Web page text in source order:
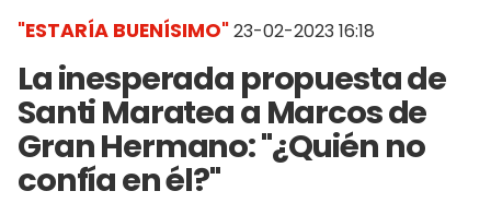
"ESTARÍA BUENÍSIMO"23-02-2023 16:18
La inesperada propuesta de
Santi Maratea a Marcos de
Gran Hermano: "¿Quién no
confía en él?"